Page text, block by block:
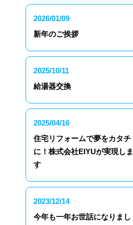
2026/01/09
新年のご挨拶
2025/10/11
給湯器交換
2025/04/16
住宅リフォームで夢をカタチ
に！株式会社EIYUが実現しま
す
2023/12/14
今年も一年お世話になりまし